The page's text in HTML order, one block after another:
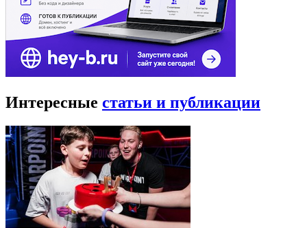
Интересные статьи и публикации